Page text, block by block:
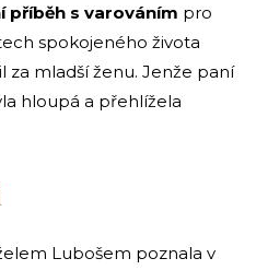
příběh s varováním pro
spokojeného života
za mladší ženu. Jenže paní
hloupá a přehlížela
Lubošem poznala v